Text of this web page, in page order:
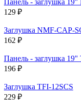
Панель - заглушка
129 ₽
Заглушка NMF-CAP-
162 ₽
Панель - заглушка 19"
196 ₽
Заглушка TFI-12SCS
229 ₽